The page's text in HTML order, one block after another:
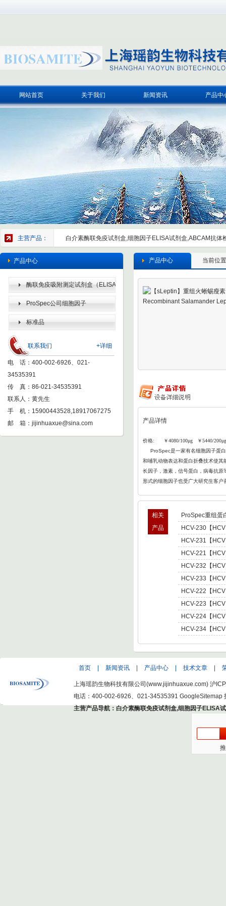
网站首页 关于我们 新闻资讯 产品中
主营产品： 白介素酶联免疫试剂盒,细胞因子ELISA试剂盒,ABCAM抗体
产品中心
酶联免疫吸附测定试剂盒（ELISA
KIT） ProSpec公司细胞因子
标准品
+详细
联系我们
电 话：400-002-6926、021-
34535391
传 真：86-021-34535391
联系人：黄先生
手 机：15900443528,18917067275
邮 箱： jijinhuaxue@sina.com
当前位
产品中心
产品详情
价格: ￥4080/100μg ￥5440/
ProSpec是一家有名细胞因子蛋
和哺乳动物表达和蛋白折叠技术使其
长因子，激素，信号蛋白，病毒抗
形式的细胞因子也受广大研究生客户
相关
产品
ProSpec重组蛋
HCV-230【
型肝炎病毒
Hepatitis C
HCV-231【
型肝炎病毒
Hepatitis C
HCV-221【
肝炎病毒NS5,
C Virus NS5
HCV-232【
型肝炎病毒
Hepatitis C
HCV-233【
型肝炎病毒
Hepatitis C
HCV-222【
肝炎病毒NS5,
C Virus NS5
HCV-223【
肝炎病毒NS5,
C Virus NS5
HCV-224【
肝炎病毒NS5,
HCV-234【
Hepatitis C Virus
首页 新闻资讯 产品中心 技术文章
上海瑶韵生物科技有限公司(www.jijinhuaxue.com) 沪
电话：400-002-6926、021-34535391 GoogleSitemap
主营产品导航： 白介素酶联免疫试剂盒,细胞因子ELISA